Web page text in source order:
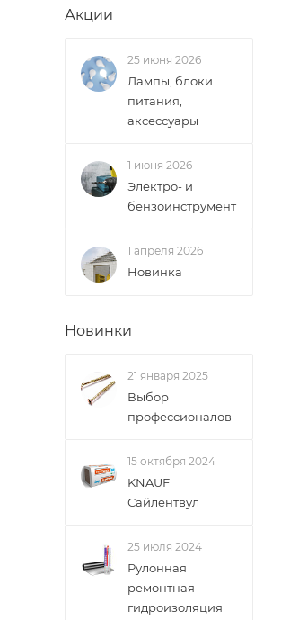
Акции
25 июня 2026
Лампы, блоки
питания,
аксессуары
1 июня 2026
Электро- и
бензоинструмент
1 апреля 2026
Новинка
Новинки
21 января 2025
Выбор
профессионалов
15 октября 2024
KNAUF
Сайлентвул
25 июля 2024
Рулонная
ремонтная
гидроизоляция